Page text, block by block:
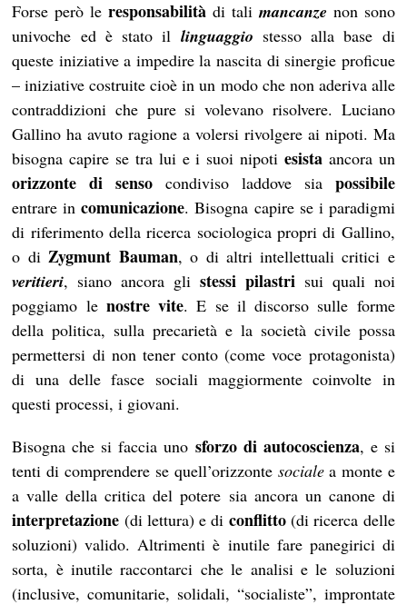
Forse però leresponsabilità di tali mancanze non sono
univoche ed è stato il linguaggio stesso alla base di
queste iniziative a impedire la nascita di sinergie proficue
– iniziative costruite cioè in un modo che non aderiva alle
contraddizioni che pure si volevano risolvere. Luciano
Gallino ha avuto ragione a volersi rivolgere ai nipoti. Ma
bisogna capire se tra lui e i suoi nipoti esistaancora un
orizzonte di senso condiviso laddove sia possibile
entrare incomunicazione. Bisogna capire se i paradigmi
di riferimento della ricerca sociologica propri di Gallino,
o di Zygmunt Bauman, o di altri intellettuali critici e
veritieri, siano ancora gli stessi pilastrisui quali noi
poggiamo le nostre vite. E se il discorso sulle forme
della politica, sulla precarietà e la società civile possa
permettersi di non tener conto (come voce protagonista)
di una delle fasce sociali maggiormente coinvolte in
questi processi, i giovani.
Bisogna che si faccia uno sforzo di autocoscienza, e si
tenti di comprendere se quell’orizzonte socialea monte e
a valle della critica del potere sia ancora un canone di
interpretazione (di lettura) e di conflitto(di ricerca delle
soluzioni) valido. Altrimenti è inutile fare panegirici di
sorta, è inutile raccontarci che le analisi e le soluzioni
(inclusive, comunitarie, solidali, “socialiste”, improntate